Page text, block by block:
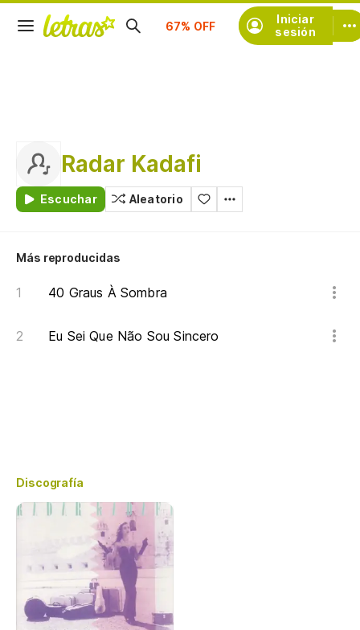
Iniciar
sesión
Suscríbete
Radar Kadafi
Escuchar Aleatorio
Más reproducidas
40 Graus À Sombra
Eu Sei Que Não Sou Sincero
Discografía